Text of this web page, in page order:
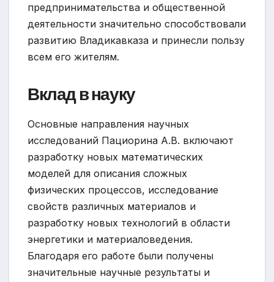
предпринимательства и общественной
деятельности значительно способствовали
развитию Владикавказа и принесли пользу
всем его жителям.
Вклад в науку
Основные направления научных
исследований Пациорина А.В. включают
разработку новых математических
моделей для описания сложных
физических процессов, исследование
свойств различных материалов и
разработку новых технологий в области
энергетики и материаловедения.
Благодаря его работе были получены
значительные научные результаты и